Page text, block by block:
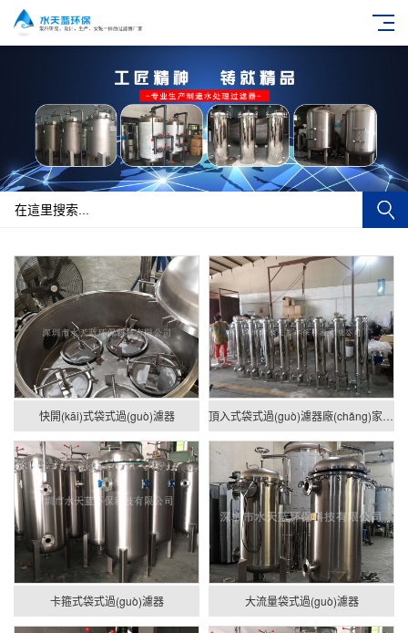
快開(kāi)式袋式過(guò)濾器 頂入式袋式過(guò)濾器廠(chǎng)家、價(jià)格、圖片
卡箍式袋式過(guò)濾器 大流量袋式過(guò)濾器